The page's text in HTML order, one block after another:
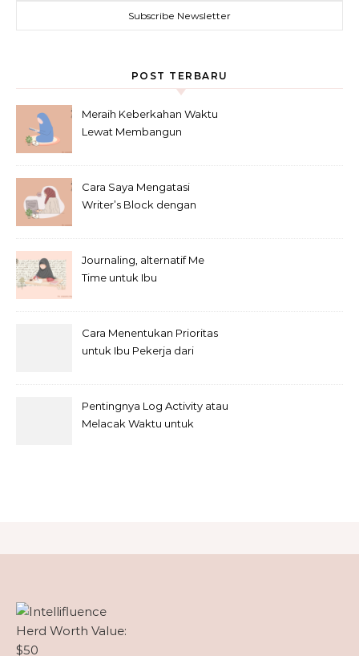
POST TERBARU
Meraih Keberkahan Waktu
Lewat Membangun
Cara Saya Mengatasi
Writer’s Block dengan
Journaling, alternatif Me
Time untuk Ibu
Cara Menentukan Prioritas
untuk Ibu Pekerja dari
Pentingnya Log Activity atau
Melacak Waktu untuk